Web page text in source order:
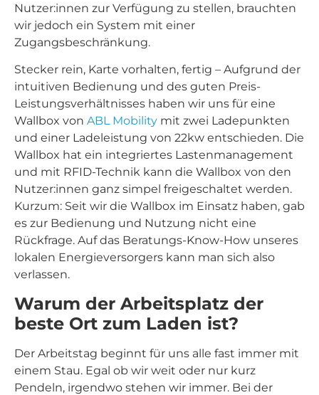
Nutzer:innen zur Verfügung zu stellen, brauchten
wir jedoch ein System mit einer
Zugangsbeschränkung.
Stecker rein, Karte vorhalten, fertig – Aufgrund der
intuitiven Bedienung und des guten Preis-
Leistungsverhältnisses haben wir uns für eine
Wallbox von ABL Mobility mit zwei Ladepunkten
und einer Ladeleistung von 22kw entschieden. Die
Wallbox hat ein integriertes Lastenmanagement
und mit RFID-Technik kann die Wallbox von den
Nutzer:innen ganz simpel freigeschaltet werden.
Kurzum: Seit wir die Wallbox im Einsatz haben, gab
es zur Bedienung und Nutzung nicht eine
Rückfrage. Auf das Beratungs-Know-How unseres
lokalen Energieversorgers kann man sich also
verlassen.
Warum der Arbeitsplatz der
beste Ort zum Laden ist?
Der Arbeitstag beginnt für uns alle fast immer mit
einem Stau. Egal ob wir weit oder nur kurz
Pendeln, irgendwo stehen wir immer. Bei der